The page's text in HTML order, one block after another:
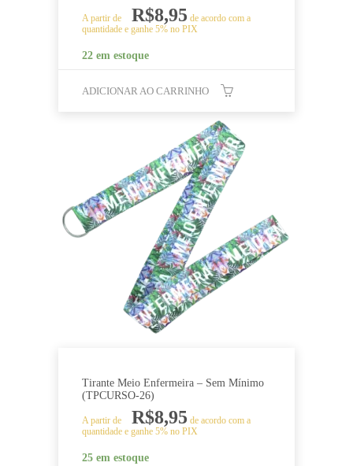
A partir de R$8,95 de acordo com a
quantidade e ganhe 5% no PIX
22 em estoque
ADICIONAR AO CARRINHO
Tirante Meio Enfermeira – Sem Mínimo
(TPCURSO-26)
A partir de R$8,95 de acordo com a
quantidade e ganhe 5% no PIX
25 em estoque